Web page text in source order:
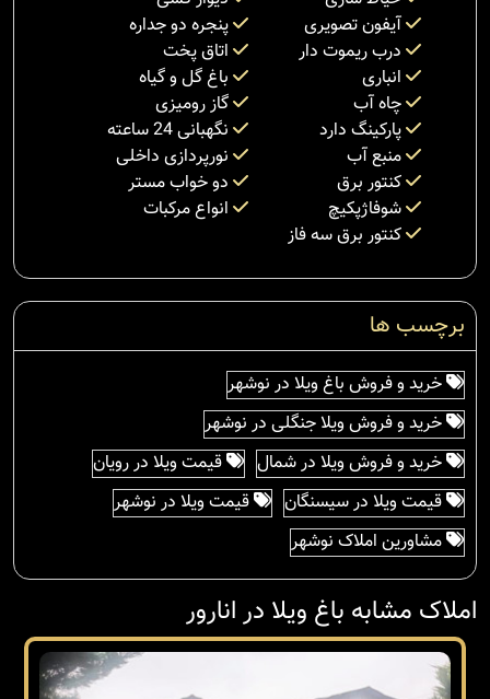
آیفون تصویری
پنجره دو جداره
درب ریموت دار
اتاق پخت
انباری
باغ گل و گیاه
چاه آب
گاز رومیزی
پارکینگ دارد
نگهبانی 24 ساعته
منبع آب
نورپردازی داخلی
کنتور برق
دو خواب مستر
شوفاژپکیچ
انواع مرکبات
کنتور برق سه فاز
برچسب ها
خرید و فروش باغ ویلا در نوشهر
خرید و فروش ویلا جنگلی در نوشهر
خرید و فروش ویلا در شمال
قیمت ویلا در رویان
قیمت ویلا در سیسنگان
قیمت ویلا در نوشهر
مشاورین املاک نوشهر
املاک مشابه باغ ویلا در انارور